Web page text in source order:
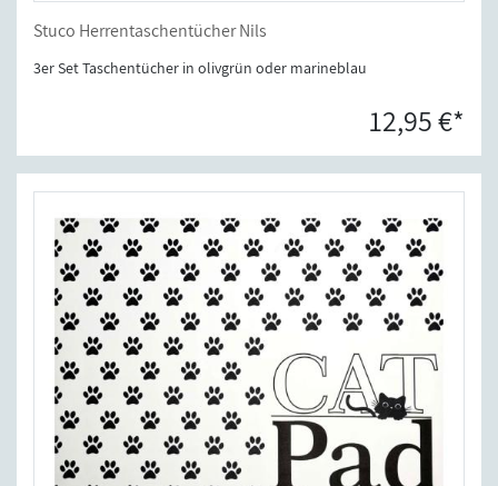
Stuco Herrentaschentücher Nils
3er Set Taschentücher in olivgrün oder marineblau
12,95 €*